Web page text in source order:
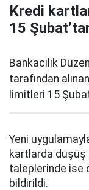
Kredi
15
Bankacılık
tarafından
limitleri 15
Yeni
kartlarda düşüş
taleplerinde ise
bildirildi.